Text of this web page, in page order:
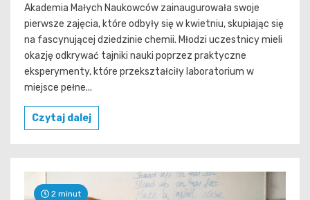
Akademia Małych Naukowców zainaugurowała swoje
pierwsze zajęcia, które odbyły się w kwietniu, skupiając się
na fascynującej dziedzinie chemii. Młodzi uczestnicy mieli
okazję odkrywać tajniki nauki poprzez praktyczne
eksperymenty, które przekształciły laboratorium w
miejsce pełne...
Czytaj dalej
2 minut